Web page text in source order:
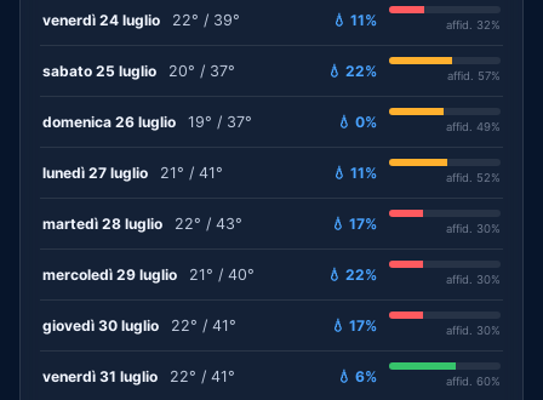
venerdì 24 luglio 22° / 39° 💧 11% affid. 32%
sabato 25 luglio 20° / 37° 💧 22% affid. 57%
domenica 26 luglio 19° / 37° 💧 0% affid. 49%
lunedì 27 luglio 21° / 41° 💧 11% affid. 52%
martedì 28 luglio 22° / 43° 💧 17% affid. 30%
mercoledì 29 luglio 21° / 40° 💧 22% affid. 30%
giovedì 30 luglio 22° / 41° 💧 17% affid. 30%
venerdì 31 luglio 22° / 41° 💧 6% affid. 60%